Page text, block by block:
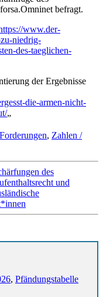
befragt.
www.der-
niedrig-
des-taeglichen-
der Ergebnisse
die-armen-nicht-
„
, Zahlen /
des
und
, Pfändungstabelle